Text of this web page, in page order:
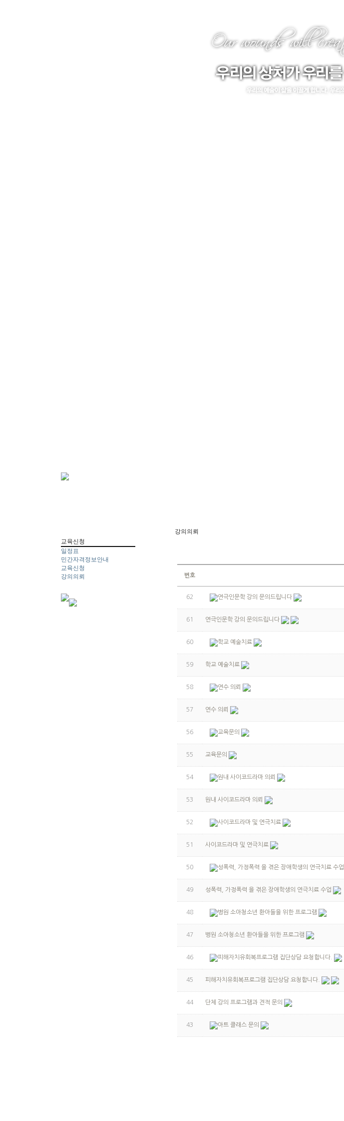
교육신청
일정표
민간자격정보안내
교육신청
강의의뢰
강의의뢰
번호
62 연극인문학 강의 문의드립니다
61 연극인문학 강의 문의드립니다
60 학교 예술치료
59 학교 예술치료
58 연수 의뢰
57 연수 의뢰
56 교육문의
55 교육문의
54 원내 사이코드라마 의뢰
53 원내 사이코드라마 의뢰
52 사이코드라마 및 연극치료
51 사이코드라마 및 연극치료
50 성폭력, 가정폭력 을 겪은 장애학생의 연극치료 수업
49 성폭력, 가정폭력 을 겪은 장애학생의 연극치료 수업
48 병원 소아청소년 환아들을 위한 프로그램
47 병원 소아청소년 환아들을 위한 프로그램
46 피해자치유회복프로그램 집단상담 요청합니다.
45 피해자치유회복프로그램 집단상담 요청합니다.
44 단체 강의 프로그램과 견적 문의
43 아트 클래스 문의